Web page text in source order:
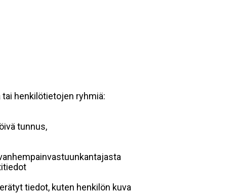
henkilötietojen ryhmiä:
tunnus,
tiedot, kuten henkilön kuva